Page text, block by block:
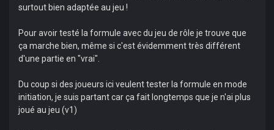
surtout bien adaptée au jeu !
Pour avoir testé la formule avec du jeu de rôle je trouve que
ça marche bien, même si c'est évidemment très différent
d'une partie en "vrai".
Du coup si des joueurs ici veulent tester la formule en mode
initiation, je suis partant car ça fait longtemps que je n'ai plus
joué au jeu (v1)